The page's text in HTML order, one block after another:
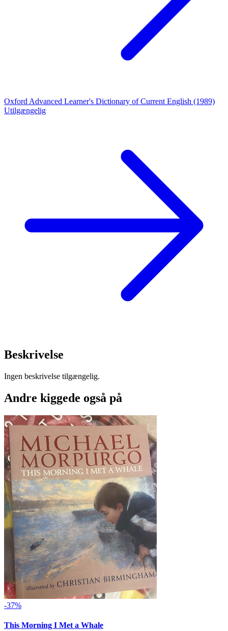
Oxford Advanced Learner's Dictionary of Current English (1989)
Utilgængelig
Beskrivelse
Ingen beskrivelse tilgængelig.
Andre kiggede også på
-37%
This Morning I Met a Whale